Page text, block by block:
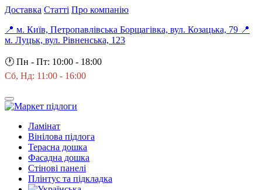
Доставка Статті Про компанію
📍 м. Київ, Петропавлівська Борщагівка, вул. Козацька, 79 📍
м. Луцьк, вул. Рівненська, 123
🕐 Пн - Пт: 10:00 - 18:00
Сб, Нд: 11:00 - 16:00
Ламінат
Вінілова підлога
Терасна дошка
Фасадна дошка
Стінові панелі
Плінтус та підкладка